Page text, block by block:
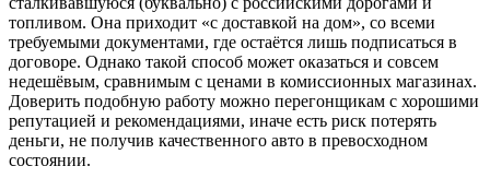
топливом. Она приходит «с доставкой на дом», со всеми
требуемыми документами, где остаётся лишь подписаться в
договоре. Однако такой способ может оказаться и совсем
недешёвым, сравнимым с ценами в комиссионных магазинах.
Доверить подобную работу можно перегонщикам с хорошими
репутацией и рекомендациями, иначе есть риск потерять
деньги, не получив качественного авто в превосходном
состоянии.